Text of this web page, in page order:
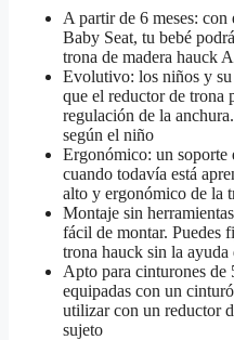
A partir de 6 meses:
Baby Seat, tu bebé
trona de madera hauck
Evolutivo: los niños y
que el reductor de trona
regulación de la
según el niño
Ergonómico: un soporte
cuando todavía está
alto y ergonómico de la
Montaje sin
fácil de montar. Puedes
trona hauck sin la ayuda
Apto para cinturones de
equipadas con un
utilizar con un reductor
sujeto